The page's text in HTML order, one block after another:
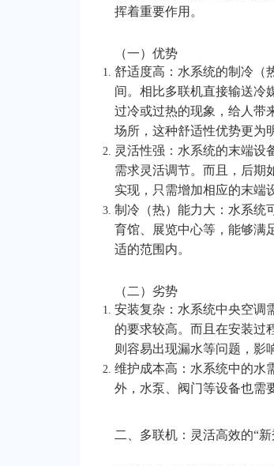
挥着重要作用。
（一）优势
舒适度高：水系统的制冷（
间。相比多联机直接输送冷
过冷或过热的现象，给人带
场所，这种舒适性优势更为
灵活性强：水系统的末端设
需求灵活调节。而且，后期
实现，只需增加相应的末端
制冷（热）能力大：水系统
育馆、展览中心等，能够满
适的范围内。
（二）劣势
安装复杂：水系统中央空调
的要求较高。而且在安装过
则容易出现漏水等问题，影
维护成本高：水系统中的水
外，水泵、阀门等设备也需
二、多联机：灵活高效的“新